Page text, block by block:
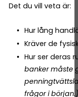
Det du vill veta är:
Hur lång
Kräver de
Hur ser deras
banker måste
frågor i början.)